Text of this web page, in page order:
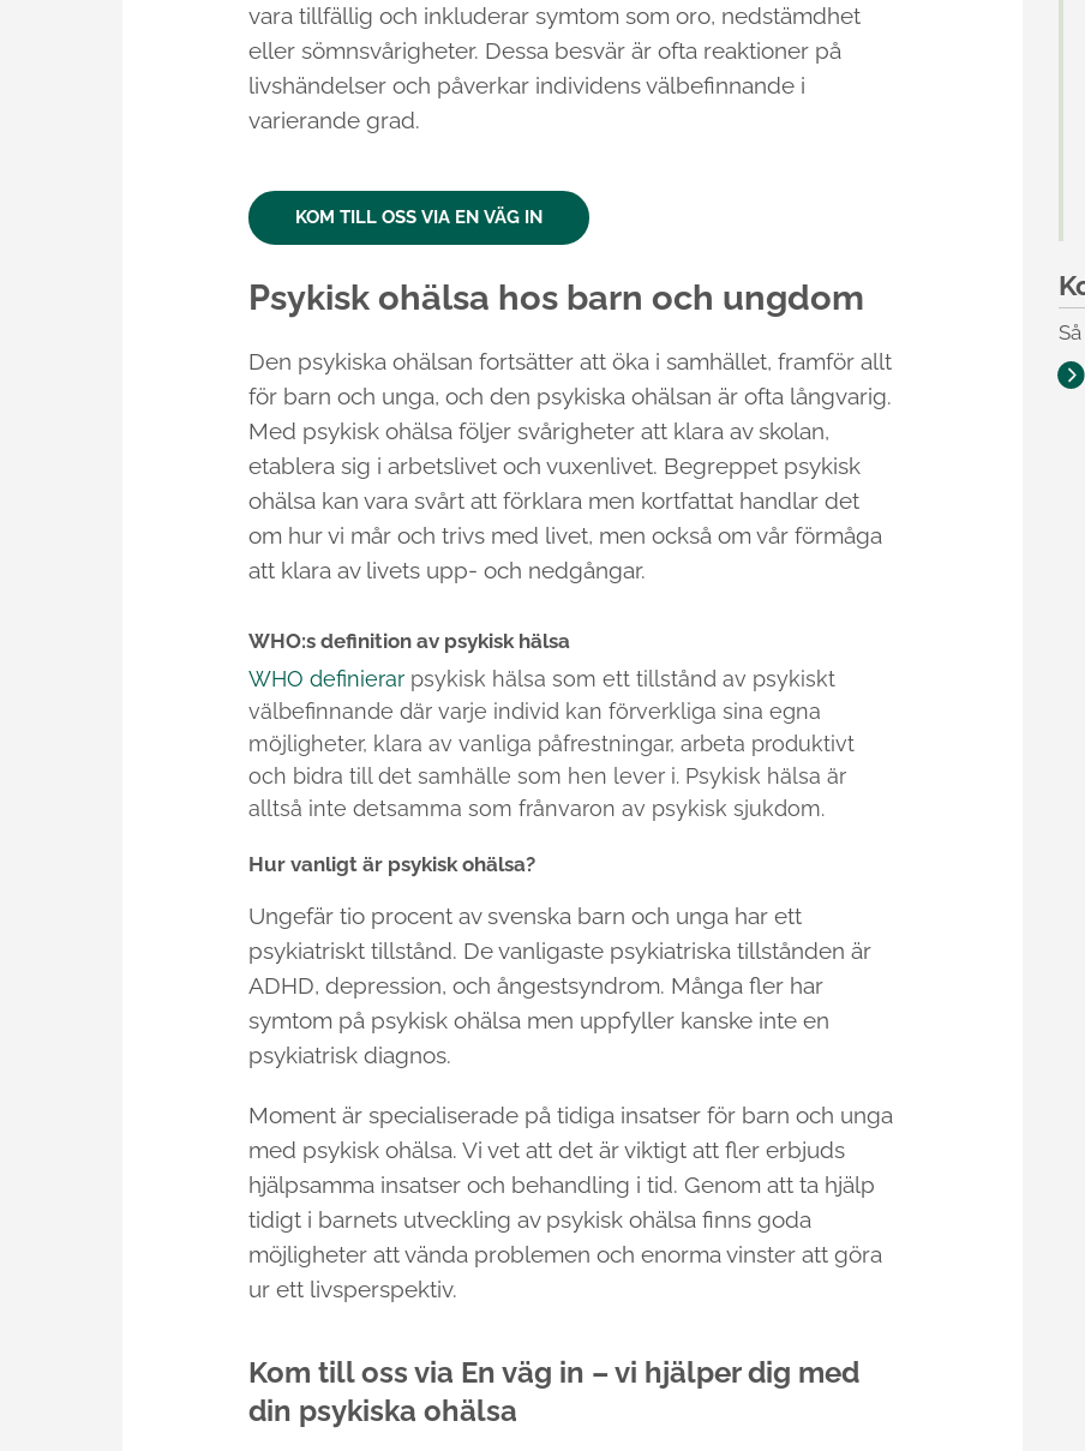
vara tillfällig och inkluderar symtom som oro, nedstämdhet
eller sömnsvårigheter. Dessa besvär är ofta reaktioner på
livshändelser och påverkar individens välbefinnande i
varierande grad.
KOM TILL OSS VIA EN VÄG IN
Psykisk ohälsa hos barn och ungdom
Den psykiska ohälsan fortsätter att öka i samhället, framför allt
för barn och unga, och den psykiska ohälsan är ofta långvarig.
Med psykisk ohälsa följer svårigheter att klara av skolan,
etablera sig i arbetslivet och vuxenlivet. Begreppet psykisk
ohälsa kan vara svårt att förklara men kortfattat handlar det
om hur vi mår och trivs med livet, men också om vår förmåga
att klara av livets upp- och nedgångar.
WHO:s definition av psykisk hälsa
WHO definierarpsykisk hälsa som ett tillstånd av psykiskt
välbefinnande där varje individ kan förverkliga sina egna
möjligheter, klara av vanliga påfrestningar, arbeta produktivt
och bidra till det samhälle som hen lever i. Psykisk hälsa är
alltså inte detsamma som frånvaron av psykisk sjukdom.
Hur vanligt är psykisk ohälsa?
Ungefär tio procent av svenska barn och unga har ett
psykiatriskt tillstånd. De vanligaste psykiatriska tillstånden är
ADHD, depression, och ångestsyndrom. Många fler har
symtom på psykisk ohälsa men uppfyller kanske inte en
psykiatrisk diagnos.
Moment är specialiserade på tidiga insatser för barn och unga
med psykisk ohälsa. Vi vet att det är viktigt att fler erbjuds
hjälpsamma insatser och behandling i tid. Genom att ta hjälp
tidigt i barnets utveckling av psykisk ohälsa finns goda
möjligheter att vända problemen och enorma vinster att göra
ur ett livsperspektiv.
Kom till oss via En väg in – vi hjälper dig med
din psykiska ohälsa